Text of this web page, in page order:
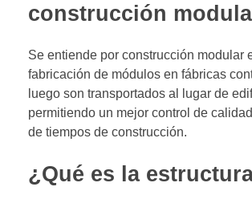
construcción
Se entiende por construcción modular
fabricación de módulos en fábricas
luego son transportados al lugar de
permitiendo un mejor control de
de tiempos de construcción.
¿Qué es la